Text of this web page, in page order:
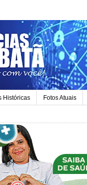
Históricas Fotos Atuais